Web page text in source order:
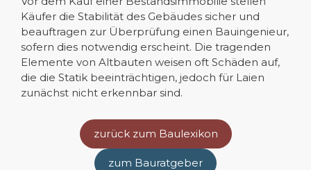
Käufer die Stabilität des Gebäudes sicher und
beauftragen zur Überprüfung einen Bauingenieur,
sofern dies notwendig erscheint. Die tragenden
Elemente von Altbauten weisen oft Schäden auf,
die die Statik beeinträchtigen, jedoch für Laien
zunächst nicht erkennbar sind.
zurück zum Baulexikon
zum Bauratgeber